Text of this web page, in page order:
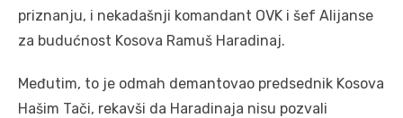
priznanju, i nekadašnji komandant OVK i šef Alijanse
za budućnost Kosova Ramuš Haradinaj.
Međutim, to je odmah demantovao predsednik Kosova
Hašim Tači, rekavši da Haradinaja nisu pozvali